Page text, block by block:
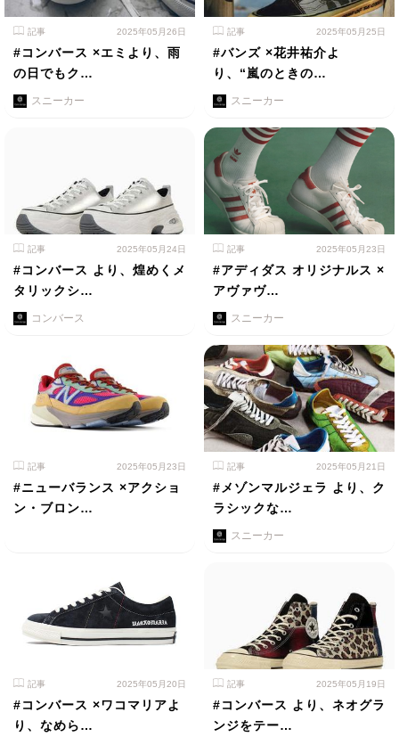
記事 2025年05月26日
#コンバース ×エミより、雨
の日でもク…
スニーカー
記事 2025年05月25日
#バンズ ×花井祐介よ
り、“嵐のときの…
スニーカー
記事 2025年05月24日
#コンバース より、煌めくメ
タリックシ…
コンバース
記事 2025年05月23日
#アディダス オリジナルス ×
アヴァヴ…
スニーカー
記事 2025年05月23日
#ニューバランス ×アクショ
ン・ブロン…
記事 2025年05月21日
#メゾンマルジェラ より、ク
ラシックな…
スニーカー
記事 2025年05月20日
#コンバース ×ワコマリアよ
り、なめら…
記事 2025年05月19日
#コンバース より、ネオグラ
ンジをテー…